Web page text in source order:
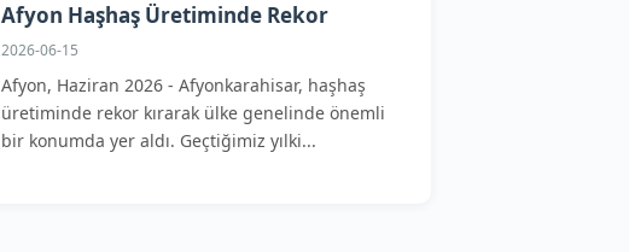
Afyon Haşhaş Üretiminde Rekor
2026-06-15
Afyon, Haziran 2026 - Afyonkarahisar, haşhaş
üretiminde rekor kırarak ülke genelinde önemli
bir konumda yer aldı. Geçtiğimiz yılki...